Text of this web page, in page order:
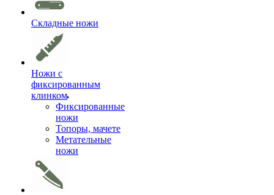
Складные ножи
Ножи с
фиксированным
клинком
Фиксированные
ножи
Топоры, мачете
Метательные
ножи